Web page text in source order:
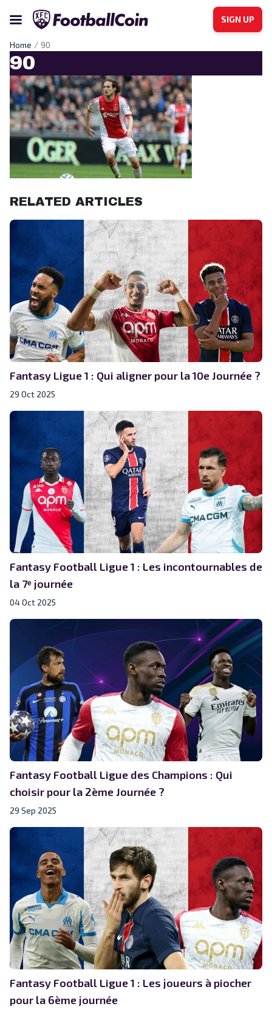
SIGN UP
Home 90
90
RELATED ARTICLES
Fantasy Ligue 1 : Qui aligner pour la 10e Journée ?
29 Oct 2025
Fantasy Football Ligue 1 : Les incontournables de
la 7ᵉ journée
04 Oct 2025
Fantasy Football Ligue des Champions : Qui
choisir pour la 2ème Journée ?
29 Sep 2025
Fantasy Football Ligue 1 : Les joueurs à piocher
pour la 6ème journée